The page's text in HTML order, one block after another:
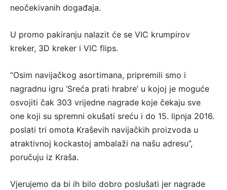
neočekivanih događaja.
U promo pakiranju nalazit će se VIC krumpirov
kreker, 3D kreker i VIC flips.
“Osim navijačkog asortimana, pripremili smo i
nagradnu igru ‘Sreća prati hrabre’ u kojoj je moguće
osvojiti čak 303 vrijedne nagrade koje čekaju sve
one koji su spremni okušati sreću i do 15. lipnja 2016.
poslati tri omota Kraševih navijačkih proizvoda u
atraktivnoj kockastoj ambalaži na našu adresu”,
poručuju iz Kraša.
Vjerujemo da bi ih bilo dobro poslušati jer nagrade